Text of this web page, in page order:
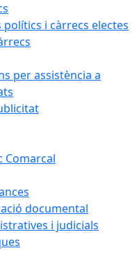
i càrrecs electes
per assistència a
Comarcal
documental
i judicials